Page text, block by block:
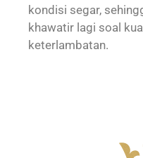
kondisi segar,
khawatir lagi soal
keterlambatan.